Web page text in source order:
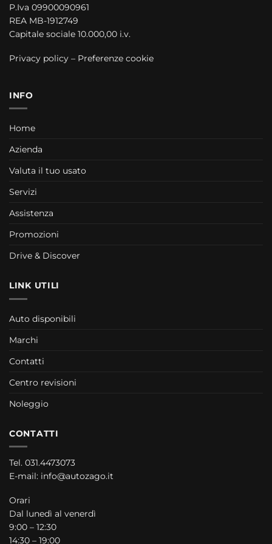
P.Iva 09900090961
REA MB-1912749
Capitale sociale 10.000,00 i.v.
Privacy policy – Preferenze cookie
INFO
Home
Azienda
Valuta il tuo usato
Servizi
Assistenza
Promozioni
Drive & Discover
LINK UTILI
Auto disponibili
Marchi
Contatti
Centro revisioni
Noleggio
CONTATTI
Tel. 031.4473073
E-mail: info@autozago.it
Orari
Dal lunedì al venerdì
9:00 – 12:30
14:30 – 19:00